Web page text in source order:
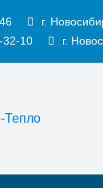
г.
32-10
г.